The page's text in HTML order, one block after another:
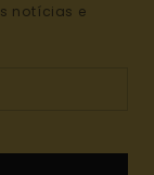
notícias e